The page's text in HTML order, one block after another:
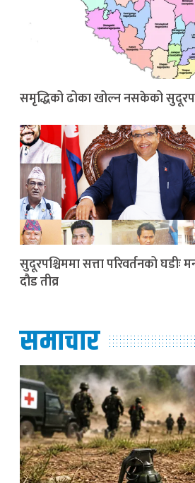
समृद्धिको ढोका खोल्न नसकेको
सुदूरपश्चिममा सत्ता परिवर्तनको घडीः
दौड तीव्र
समाचार